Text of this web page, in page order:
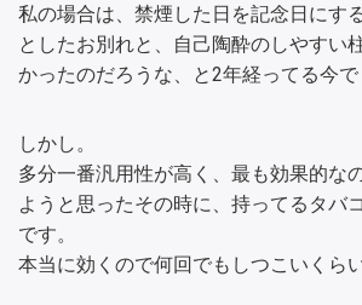
私の場合は、禁煙した日を記念日にす
としたお別れと、自己陶酔のしやすい
かったのだろうな、と2年経ってる今で
しかし。
多分一番汎用性が高く、最も効果的な
ようと思ったその時に、持ってるタバ
です。
本当に効くので何回でもしつこいくら